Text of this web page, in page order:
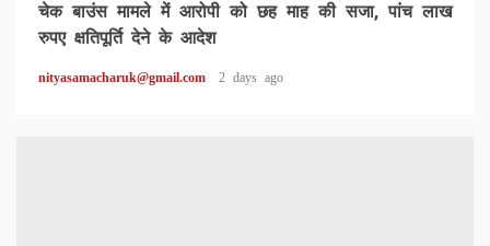
चेक बाउंस मामले में आरोपी को छह माह की सजा, पांच लाख
रुपए क्षतिपूर्ति देने के आदेश
nityasamacharuk@gmail.com 2 days ago